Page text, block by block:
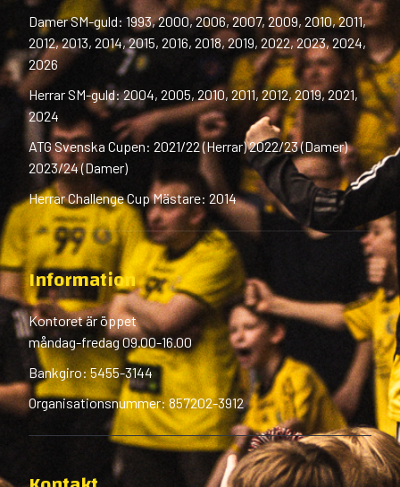
Damer SM-guld: 1993, 2000, 2006, 2007, 2009, 2010, 2011,
2012, 2013, 2014, 2015, 2016, 2018, 2019, 2022, 2023, 2024,
2026
Herrar SM-guld: 2004, 2005, 2010, 2011, 2012, 2019, 2021,
2024
ATG Svenska Cupen: 2021/22 (Herrar) 2022/23 (Damer)
2023/24 (Damer)
Herrar Challenge Cup Mästare: 2014
Information
Kontoret är öppet
måndag-fredag 09.00-16.00
Bankgiro: 5455-3144
Organisationsnummer: 857202-3912